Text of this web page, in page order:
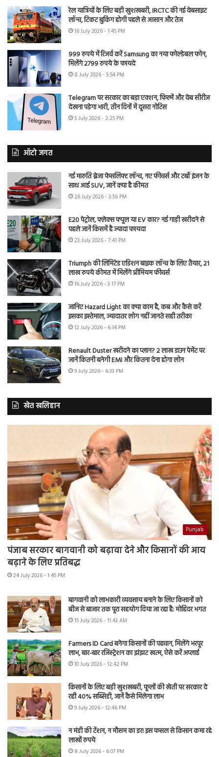
रेल यात्रियों के लिए बड़ी खुशखबरी, IRCTC की नई वेबसाइट
लॉन्च, टिकट बुकिंग होगी पहले से आसान और तेज
16 July 2026 - 1:45 PM
999 रुपये में रिजर्व करें Samsung का नया फोल्डेबल फोन,
मिलेंगे 2799 रुपये के फायदे
8 July 2026 - 5:54 PM
Telegram पर सरकार का बड़ा एक्शन, फिल्में और वेब सीरीज
देखना पड़ेगा भारी, तीन दिनों में दूसरा नोटिस
5 July 2026 - 2:25 PM
ऑटो जगत
नई मारुति ब्रेजा फेसलिफ्ट लॉन्च, नए फीचर्स और टर्बो इंजन के
साथ आई SUV, जानें क्या है कीमत
26 July 2026 - 3:56 PM
E20 पेट्रोल, फ्लेक्स फ्यूल या EV कार? नई गाड़ी खरीदने से
पहले जानें किसमें है ज्यादा फायदा
23 July 2026 - 7:41 PM
Triumph की लिमिटेड एडिशन बाइक लॉन्च के लिए तैयार, 21
लाख रुपये कीमत में मिलेंगे प्रीमियम फीचर्स
16 July 2026 - 3:17 PM
जानिए Hazard Light का क्या काम है, कब और कैसे करें
इसका इस्तेमाल, ज्यादातर लोग नहीं जानते सही तरीका
12 July 2026 - 6:14 PM
Renault Duster खरीदने का प्लान? 2 लाख डाउन पेमेंट पर
जानें कितनी बनेगी EMI और कितना देना होगा लोन
9 July 2026 - 6:33 PM
खेत खलिहान
Punjab
पंजाब सरकार बागवानी को बढ़ावा देने और किसानों की आय
बढ़ाने के लिए प्रतिबद्ध
24 July 2026 - 1:45 PM
बागवानी को लाभकारी व्यवसाय बनाने के लिए किसानों को
बीज से बाजार तक पूरा सहयोग दिया जा रहा है: मोहिंदर भगत
15 July 2026 - 11:43 AM
Farmers ID Card बनेगा किसानों की पहचान, मिलेंगे भरपूर
लाभ, बार-बार रजिस्ट्रेशन का झंझट खत्म, ऐसे करें अप्लाई
10 July 2026 - 12:42 PM
किसानों के लिए बड़ी खुशखबरी, फूलों की खेती पर सरकार दे
रही 40% सब्सिडी, जानें कैसे मिलेगा लाभ
9 July 2026 - 12:46 PM
न मंडी की टेंशन, न मौसम का डर! इस फसल से किसान कमा रहे
लाखों रुपये
8 July 2026 - 6:07 PM